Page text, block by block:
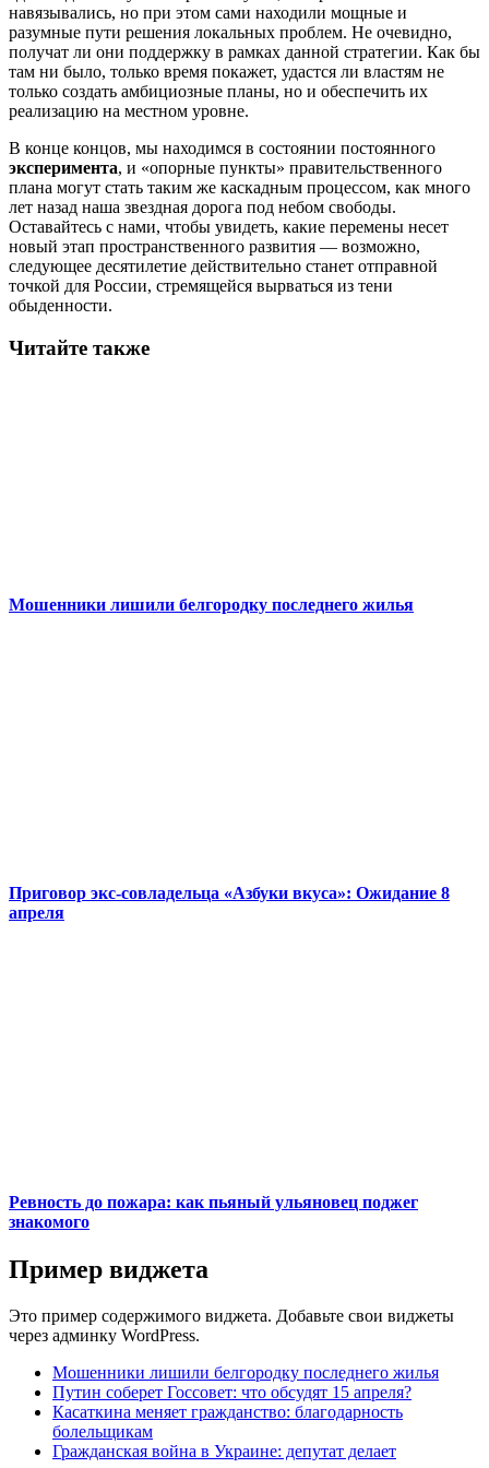
навязывались, но при этом сами находили мощные и
разумные пути решения локальных проблем. Не очевидно,
получат ли они поддержку в рамках данной стратегии. Как бы
там ни было, только время покажет, удастся ли властям не
только создать амбициозные планы, но и обеспечить их
реализацию на местном уровне.
В конце концов, мы находимся в состоянии постоянного
эксперимента, и «опорные пункты» правительственного
плана могут стать таким же каскадным процессом, как много
лет назад наша звездная дорога под небом свободы.
Оставайтесь с нами, чтобы увидеть, какие перемены несет
новый этап пространственного развития — возможно,
следующее десятилетие действительно станет отправной
точкой для России, стремящейся вырваться из тени
обыденности.
Читайте также
Мошенники лишили белгородку последнего жилья
Приговор экс-совладельца «Азбуки вкуса»: Ожидание 8
апреля
Ревность до пожара: как пьяный ульяновец поджег
знакомого
Пример виджета
Это пример содержимого виджета. Добавьте свои виджеты
через админку WordPress.
Мошенники лишили белгородку последнего жилья
Путин соберет Госсовет: что обсудят 15 апреля?
Касаткина меняет гражданство: благодарность
болельщикам
Гражданская война в Украине: депутат делает